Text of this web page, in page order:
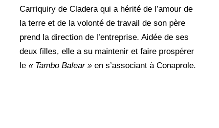
Carriquiry de Cladera qui a hérité de l’amour de
la terre et de la volonté de travail de son père
prend la direction de l’entreprise. Aidée de ses
deux filles, elle a su maintenir et faire prospérer
le « Tambo Balear » en s’associant à Conaprole.